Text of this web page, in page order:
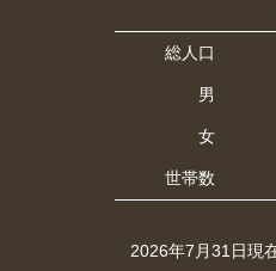
総人口
男
女
世帯数
2026年7月31日現